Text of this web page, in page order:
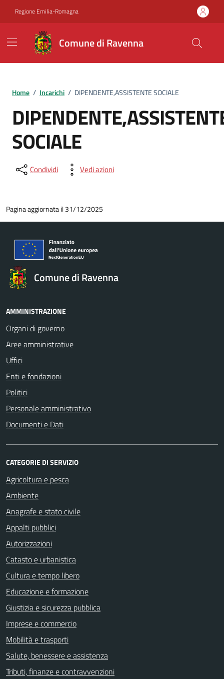
Regione Emilia-Romagna
Comune di Ravenna
Home / Incarichi / DIPENDENTE,ASSISTENTE SOCIALE
SOCIALE
Condividi Vedi azioni
Pagina aggiornata il 31/12/2025
Comune di Ravenna
AMMINISTRAZIONE
Organi di governo
Aree amministrative
Uffici
Enti e fondazioni
Politici
Personale amministrativo
Documenti e Dati
CATEGORIE DI SERVIZIO
Agricoltura e pesca
Ambiente
Anagrafe e stato civile
Appalti pubblici
Autorizzazioni
Catasto e urbanistica
Cultura e tempo libero
Educazione e formazione
Giustizia e sicurezza pubblica
Imprese e commercio
Mobilità e trasporti
Salute, benessere e assistenza
Tributi, finanze e contravvenzioni